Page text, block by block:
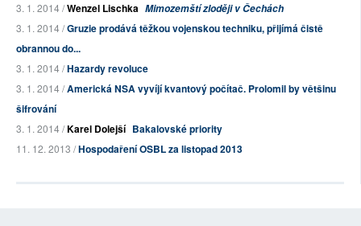
3. 1. 2014 /Wenzel Lischka Mimozemští zloději v Čechách
3. 1. 2014 /Gruzie prodává těžkou vojenskou techniku, přijímá čistě
obrannou do...
3. 1. 2014 /Hazardy revoluce
3. 1. 2014 /Americká NSA vyvíjí kvantový počítač. Prolomil by většinu
šifrování
3. 1. 2014 /Karel Dolejší Bakalovské priority
11. 12. 2013 /Hospodaření OSBL za listopad 2013